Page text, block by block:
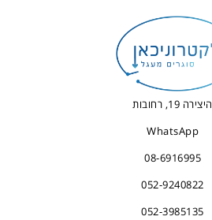
היצירה 19, רחובות
WhatsApp
08-6916995
052-9240822
052-3985135